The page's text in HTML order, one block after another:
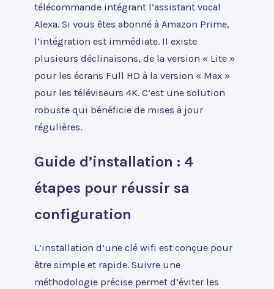
télécommande intégrant l’assistant vocal
Alexa. Si vous êtes abonné à Amazon Prime,
l’intégration est immédiate. Il existe
plusieurs déclinaisons, de la version « Lite »
pour les écrans Full HD à la version « Max »
pour les téléviseurs 4K. C’est une solution
robuste qui bénéficie de mises à jour
régulières.
Guide d’installation : 4
étapes pour réussir sa
configuration
L’installation d’une clé wifi est conçue pour
être simple et rapide. Suivre une
méthodologie précise permet d’éviter les